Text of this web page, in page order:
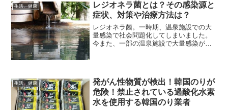
を検証してみました。カ...
生活、健康
レジオネラ菌とは？その感染源と
症状、対策や治療方法は？
レジオネラ菌。一時期、温泉施設での大
量感染で社会問題化してしまいました。
今また、一部の温泉施設で大量感染が発
Д´）そんなあなたに、...
生活、健康
発がん性物質が検出！韓国のりが
危険！禁止されている過酸化水素
水を使用する韓国のり業者